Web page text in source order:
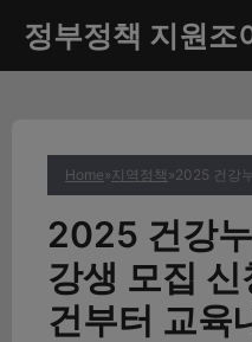
츠
정부정책 지원조
Home»지역정책 »
2025 건강
강생 모집
건부터 교육